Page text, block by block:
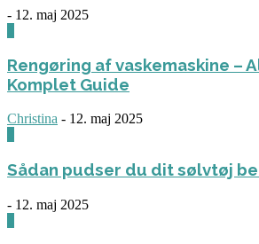
- 12. maj 2025
Rengøring af vaskemaskine –
Komplet Guide
Christina - 12. maj 2025
Sådan pudser du dit sølvtøj
- 12. maj 2025